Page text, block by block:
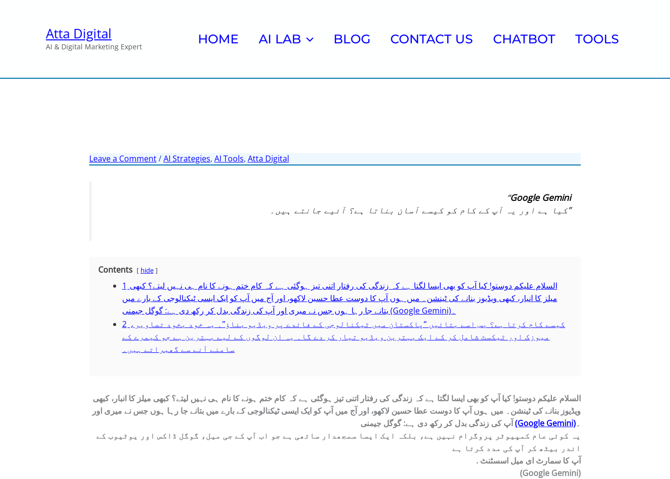
Atta Digital
AI & Digital Marketing Expert
HOME AI LAB BLOG CONTACT US CHATBOT TOOLS
Leave a Comment/AI Strategies, AI Tools, Atta Digital
“Google Gemini
کیا ہے اور یہ آپ کے کام کو کیسے آسان بناتا ہے؟ آئیے جانتے ہیں۔”
Contents hide
1 السلام علیکم دوستو! کیا آپ کو بھی ایسا لگتا ہے کہ زندگی کی رفتار اتنی تیز ہوگئی ہے کہ کام ختم ہونے کا نام ہی نہیں لیتے؟ کبھی
میلز کا انبار، کبھی ویڈیوز بنانے کی ٹینشن۔ میں ہوں آپ کا دوست عطا حسین لاکھو، اور آج میں آپ کو ایک ایسی ٹیکنالوجی کے بارے میں
بتانے جا رہا ہوں جس نے میری اور آپ کی زندگی بدل کر رکھ دی ہے: گوگل جیمنی (Google Gemini)۔
2 کیسے کام کرتا ہے؟ بس اسے بتائیں “پاکستان میں ٹیکنالوجی کے فائدے پر ویڈیو بناؤ”۔ یہ خود بخود تصاویر،
میوزک اور ٹیکسٹ شامل کر کے ایک بہترین ویڈیو تیار کر دے گا۔ یہ ان لوگوں کے لیے بہترین ہے جو کیمرے کے
سامنے آنے سے گھبراتے ہیں۔
السلام علیکم دوستو! کیا آپ کو بھی ایسا لگتا ہے کہ زندگی کی رفتار اتنی تیز ہوگئی ہے کہ کام ختم ہونے کا نام ہی نہیں لیتے؟ کبھی میلز کا انبار، کبھی
ویڈیوز بنانے کی ٹینشن۔ میں ہوں آپ کا دوست عطا حسین لاکھو، اور آج میں آپ کو ایک ایسی ٹیکنالوجی کے بارے میں بتانے جا رہا ہوں جس نے میری اور
آپ کی زندگی بدل کر رکھ دی ہے:گوگل جیمنی(Google Gemini)۔
یہ کوئی عام کمپیوٹر پروگرام نہیں ہے، بلکہ ایک ایسا سمجھدار ساتھی ہے جو اب آپ کے جی میل، گوگل ڈاکس اور یوٹیوب کے
اندر بیٹھ کر آپ کی مدد کرتا ہے
. آپ کا سمارٹ ای میل اسسٹنٹ
(Google Gemini)